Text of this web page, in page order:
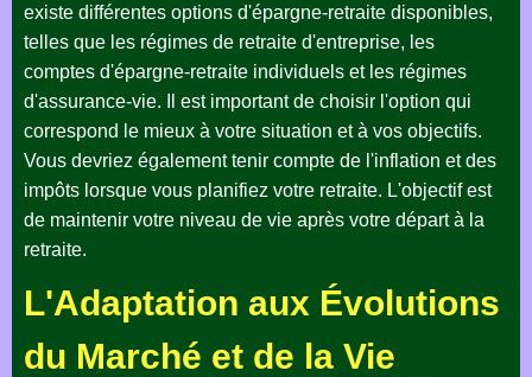
existe différentes options d'épargne-retraite disponibles,
telles que les régimes de retraite d'entreprise, les
comptes d'épargne-retraite individuels et les régimes
d'assurance-vie. Il est important de choisir l'option qui
correspond le mieux à votre situation et à vos objectifs.
Vous devriez également tenir compte de l'inflation et des
impôts lorsque vous planifiez votre retraite. L'objectif est
de maintenir votre niveau de vie après votre départ à la
retraite.
L'Adaptation aux Évolutions
du Marché et de la Vie